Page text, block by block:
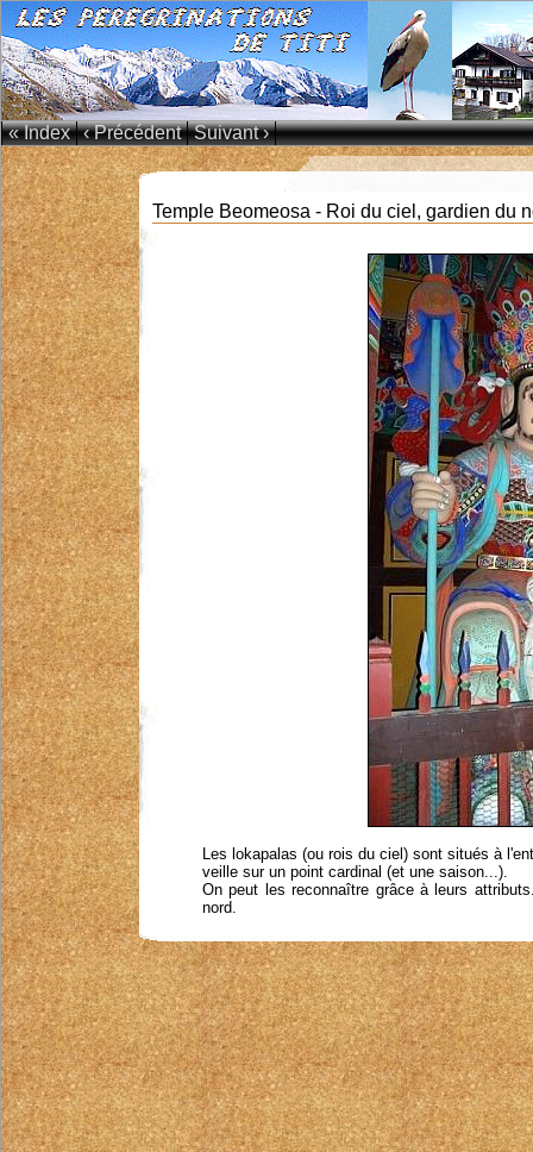
« Index ‹ Précédent Suivant ›
Temple Beomeosa - Roi du ciel, gardien du
Les lokapalas (ou rois du ciel) sont situés à
veille sur un point cardinal (et une saison...).
On peut les reconnaître grâce à leurs
nord.